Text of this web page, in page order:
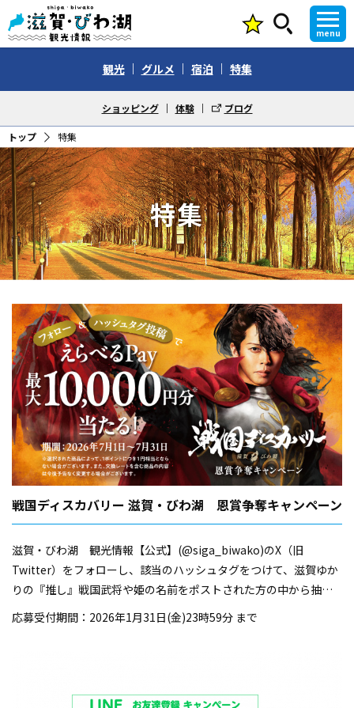
menu
観光 グルメ 宿泊 特集
ショッピング 体験 ブログ
トップ 特集
特集
戦国ディスカバリー 滋賀・びわ湖 恩賞争奪キャンペーン
滋賀・びわ湖 観光情報【公式】(@siga_biwako)のX（旧
Twitter）をフォローし、該当のハッシュタグをつけて、滋賀ゆか
りの『推し』戦国武将や姫の名前をポストされた方の中から抽選
で「えらべるPay 10,000円分」を1名様に、「えらべるPay 2,000
円分」を20名様にプレゼント！
応募受付期間：2026年1月31日(金)23時59分 まで